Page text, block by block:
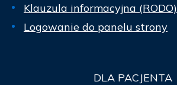
Klauzula informacyjna (RODO)
Logowanie do panelu strony
DLAPACJENTA